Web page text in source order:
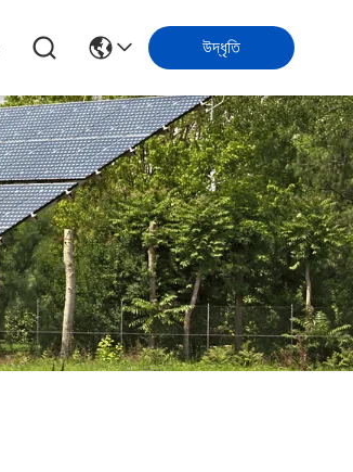
উদ্ধৃতি